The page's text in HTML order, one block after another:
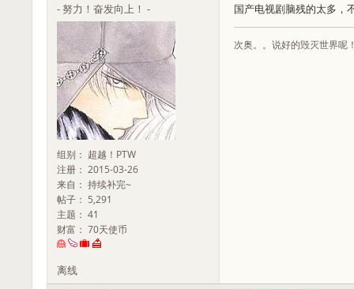
- 努力！奋发向上！ -
组别： 超越！PTW
注册： 2015-03-26
来自： 持续补完~
帖子： 5,291
主题： 41
财富： 70天使币
国产电视剧脑残的太多，
次奥。。说好的毁灭世界呢
离线